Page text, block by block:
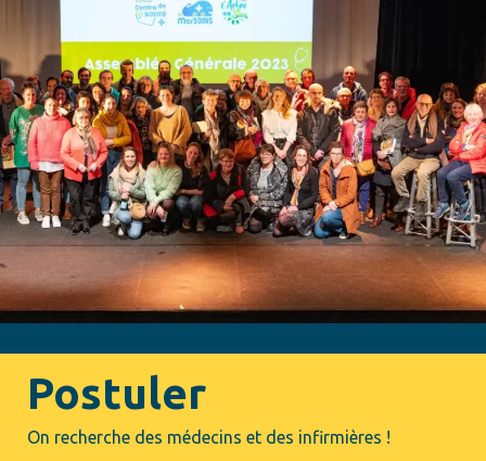
Postuler
On recherche des médecins et des infirmières !